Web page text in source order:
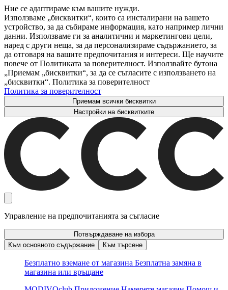
Ние се адаптираме към вашите нужди.
Използваме „бисквитки“, които са инсталирани на вашето
устройство, за да събираме информация, като например лични
данни. Използваме ги за аналитични и маркетингови цели,
наред с други неща, за да персонализираме съдържанието, за
да отговаря на вашите предпочитания и интереси. Ще научите
повече от Политиката за поверителност. Използвайте бутона
„Приемам „бисквитки“, за да се съгласите с използването на
„бисквитки“. Политика за поверителност
Политика за поверителност
Приемам всички бисквитки
Настройки на бисквитките
Управление на предпочитанията за съгласие
Потвърждаване на избора
Към основното съдържание
Към търсене
Безплатно вземане от магазина Безплатна замяна в
магазина или връщане